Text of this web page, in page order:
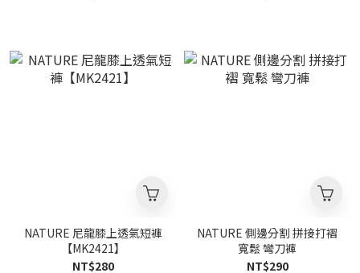
NATURE 尼龍膝上透氣短褲
【MK2421】
NT$280
NATURE 側邊分割 拼接打褶
寬鬆 彎刀褲
NT$290